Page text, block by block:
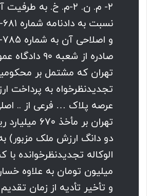
۲- م. ن. ۲-م. خ. به
صادره از شعبه
تهران که مشتمل بر
تجدیدنظرخواه به پرداخت
عرصه پلاک … فرعی از ..
دو دانگ ارزش ملک مزبور)
میلیون تومان به علاوه
و تأخیر تأدیه از زمان